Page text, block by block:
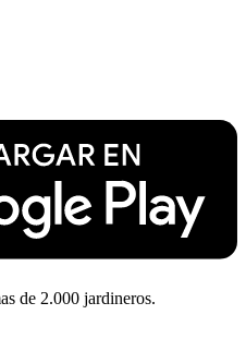
de 2.000 jardineros.